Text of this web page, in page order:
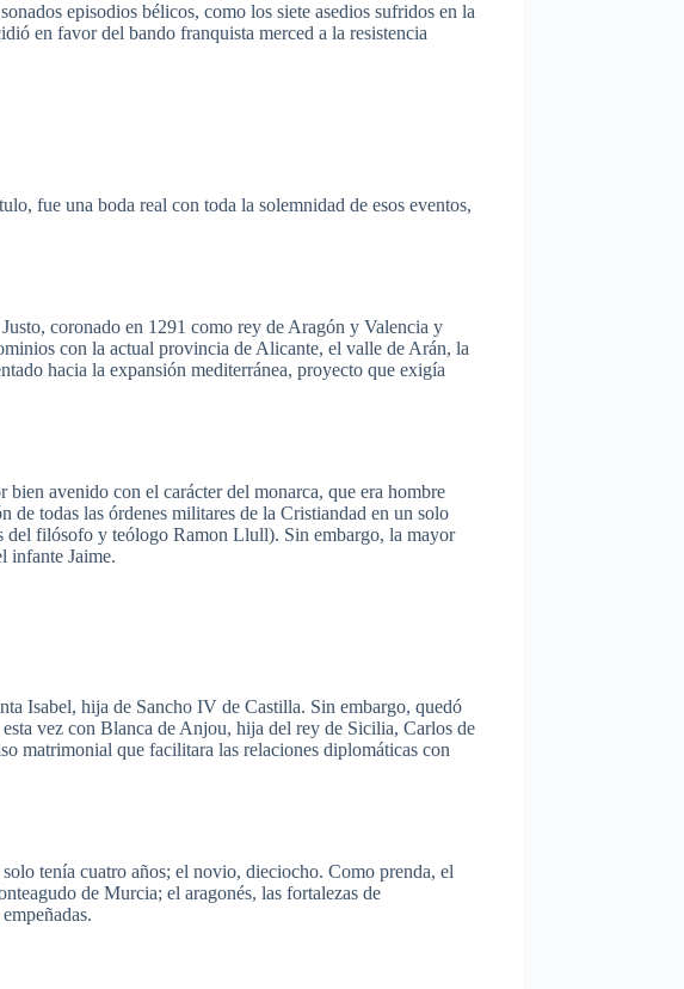
sonados episodios bélicos, como los siete asedios sufridos en la
en favor del bando franquista merced a la resistencia
, fue una boda real con toda la solemnidad de esos eventos,
Justo, coronado en 1291 como rey de Aragón y Valencia y
con la actual provincia de Alicante, el valle de Arán, la
hacia la expansión mediterránea, proyecto que exigía
bien avenido con el carácterdel monarca, que era hombre
de todas las órdenes militares de la Cristiandad en un solo
del filósofo y teólogo Ramon Llull). Sin embargo, la mayor
infante Jaime.
Isabel, hija de Sancho IV de Castilla. Sin embargo, quedó
esta vez con Blanca de Anjou, hija del rey de Sicilia, Carlos de
matrimonial que facilitara las relaciones diplomáticas con
solo tenía cuatro años; el novio, dieciocho. Como prenda, el
de Murcia; el aragonés, las fortalezas de
empeñadas.